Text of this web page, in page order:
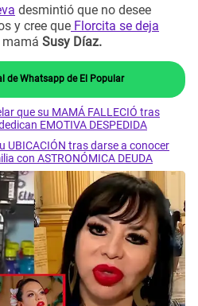
desmintió que no desee
y cree que Florcita se deja
mamá Susy Díaz.
de Whatsapp de El Popular
que su MAMÁ FALLECIÓ tras
EMOTIVA DESPEDIDA
UBICACIÓN tras darse a conocer
con ASTRONÓMICA DEUDA